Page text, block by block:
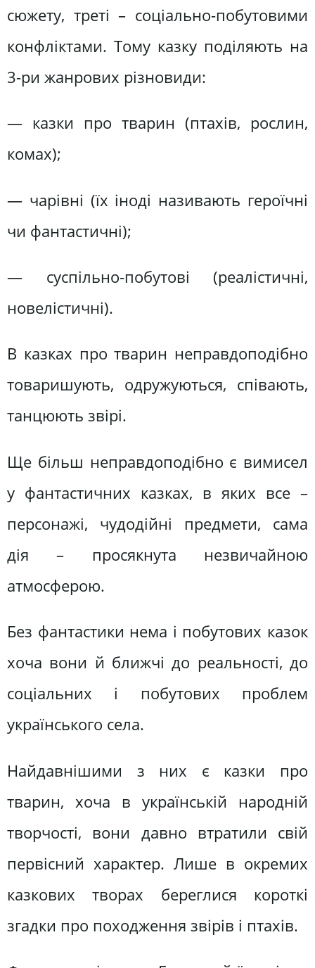
сюжету, треті – соціально-побутовими
конфліктами. Тому казку поділяють на
3-ри жанрових різновиди:
— казки про тварин (птахів, рослин,
комах);
— чарівні (їх іноді називають героїчні
чи фантастичні);
— суспільно-побутові (реалістичні,
новелістичні).
В казках про тварин неправдоподібно
товаришують, одружуються, співають,
танцюють звірі.
Ще більш неправдоподібно є вимисел
у фантастичних казках, в яких все –
персонажі, чудодійні предмети, сама
дія – просякнута незвичайною
атмосферою.
Без фантастики нема і побутових казок
хоча вони й ближчі до реальності, до
соціальних і побутових проблем
українського села.
Найдавнішими з них є казки про
тварин, хоча в українській народній
творчості, вони давно втратили свій
первісний характер. Лише в окремих
казкових творах береглися короткі
згадки про походження звірів і птахів.